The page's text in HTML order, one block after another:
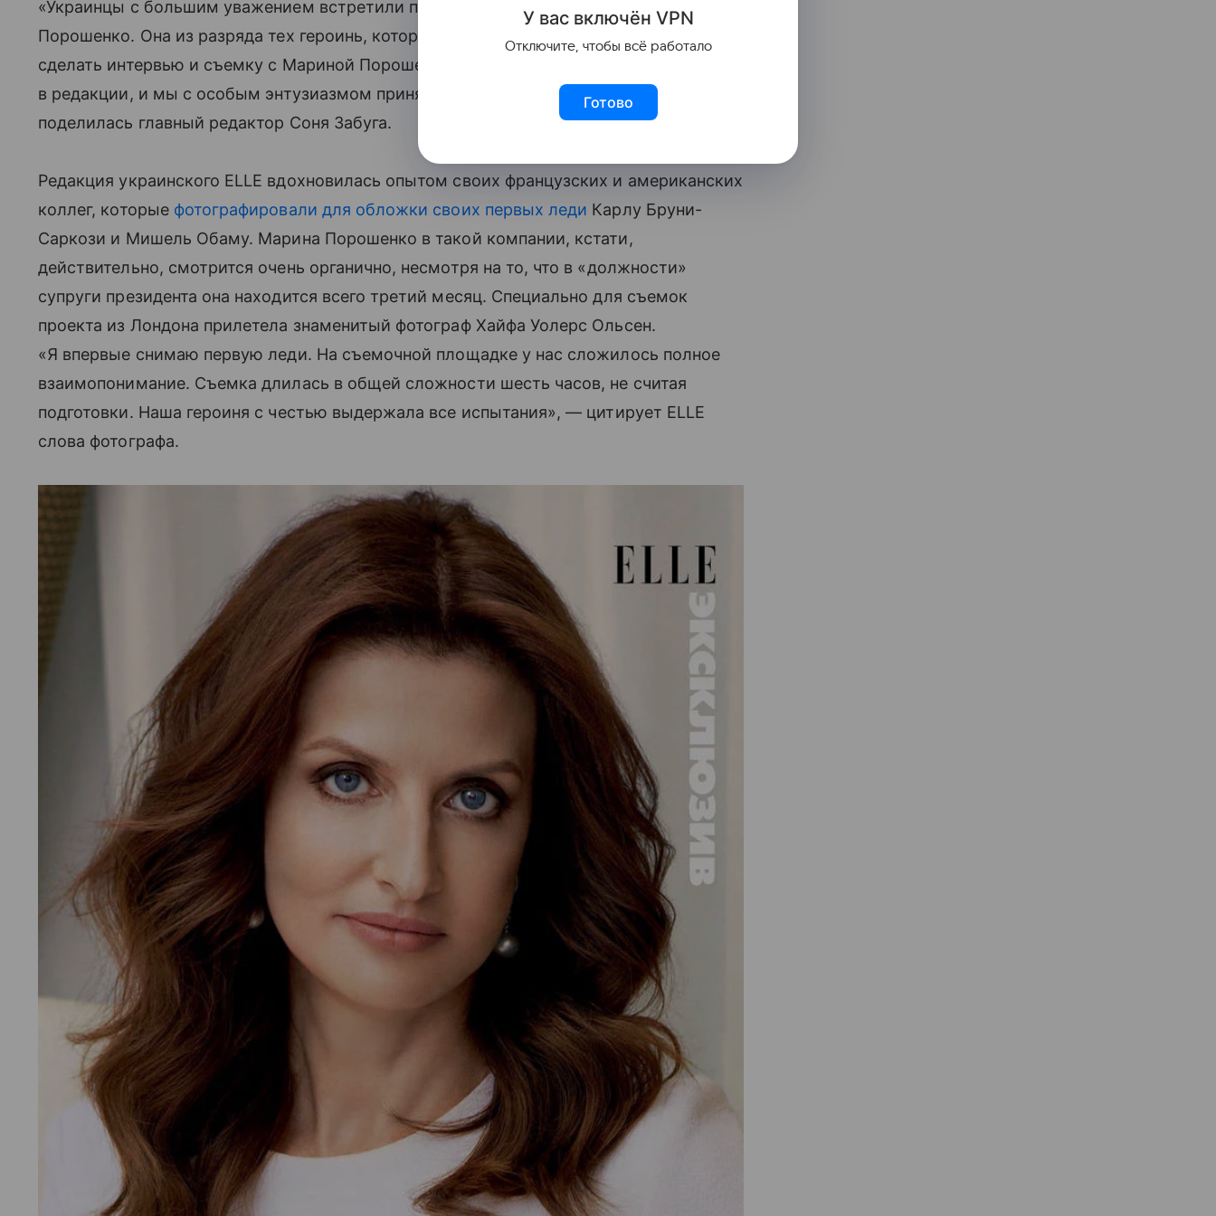
«Украинцы с большим уважением встретили первую леди страны — Марину
Порошенко. Она из разряда тех героинь, которыми особенно хочется гордиться. Идея
сделать интервью и съемку с Мариной Порошенко нашла самую горячую поддержку
в редакции, и мы с особым энтузиазмом принялись ее реализовывать», —
поделилась главный редактор Соня Забуга.
Редакция украинского ELLE вдохновилась опытом своих французских и американских
коллег, которые фотографировали для обложки своих первых леди Карлу Бруни-
Саркози и Мишель Обаму. Марина Порошенко в такой компании, кстати,
действительно, смотрится очень органично, несмотря на то, что в «должности»
супруги президента она находится всего третий месяц. Специально для съемок
проекта из Лондона прилетела знаменитый фотограф Хайфа Уолерс Ольсен.
«Я впервые снимаю первую леди. На съемочной площадке у нас сложилось полное
взаимопонимание. Съемка длилась в общей сложности шесть часов, не считая
подготовки. Наша героиня с честью выдержала все испытания», — цитирует ELLE
слова фотографа.
У вас включён VPN
Отключите, чтобы всё работало
Готово